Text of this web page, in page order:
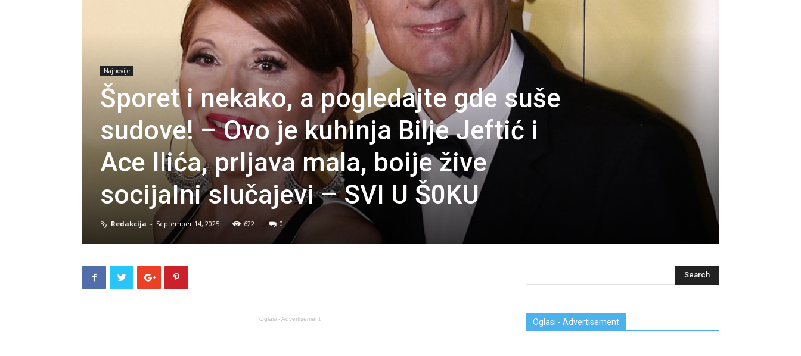
Najnovije
Šporet i nekako, a pogledajte gde suše
sudove! – Ovo je kuhinja Bilje Jeftić i
Ace Ilića, prIjava mala, boije žive
socijaIni sIučajevi – SVI U Š0KU
By Redakcija - September 14, 2025 622 0
Oglasi - Advertisement Oglasi - Advertisement